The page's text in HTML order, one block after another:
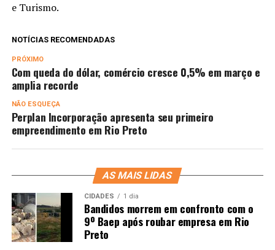
e Turismo.
NOTÍCIAS RECOMENDADAS
PRÓXIMO
Com queda do dólar, comércio cresce 0,5% em março e
amplia recorde
NÃO ESQUEÇA
Perplan Incorporação apresenta seu primeiro
empreendimento em Rio Preto
AS MAIS LIDAS
CIDADES 1 dia
Bandidos morrem em confronto com o
9º Baep após roubar empresa em Rio
Preto